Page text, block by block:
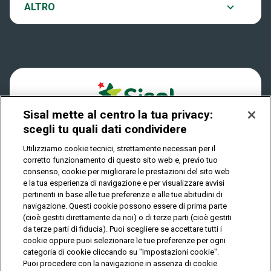
Play Your Date
Dove si gioca
Quanto si vince
Come riscuotere
ALTRO
Notifiche
Privacy
IL GIOCO È VIETATO AI MINORI E PUÒ CAUSARE
DIPENDENZA PATOLOGICA
© Copyright Sisal Italia S.p.A. - P.I. 02433760135
Privacy Cookies
Mappa
del
sito
Sisal mette al centro la tua privacy:
scegli tu quali dati condividere
Utilizziamo cookie tecnici, strettamente necessari per il
corretto funzionamento di questo sito web e, previo tuo
consenso, cookie per migliorare le prestazioni del sito web
e la tua esperienza di navigazione e per visualizzare avvisi
pertinenti in base alle tue preferenze e alle tue abitudini di
navigazione. Questi cookie possono essere di prima parte
(cioè gestiti direttamente da noi) o di terze parti (cioè gestiti
da terze parti di fiducia). Puoi scegliere se accettare tutti i
cookie oppure puoi selezionare le tue preferenze per ogni
categoria di cookie cliccando su "Impostazioni cookie".
Puoi procedere con la navigazione in assenza di cookie